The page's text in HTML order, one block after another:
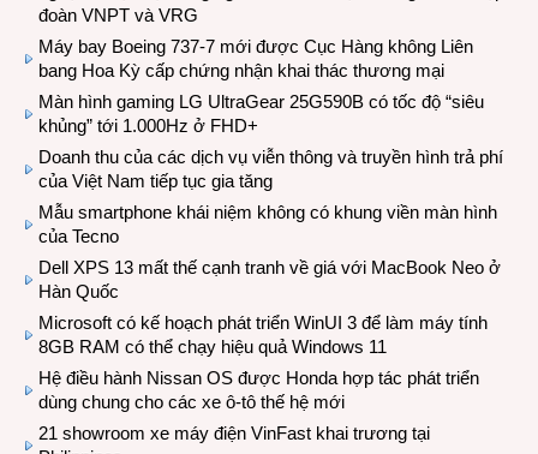
đoàn VNPT và VRG
Máy bay Boeing 737-7 mới được Cục Hàng không Liên
bang Hoa Kỳ cấp chứng nhận khai thác thương mại
Màn hình gaming LG UltraGear 25G590B có tốc độ “siêu
khủng” tới 1.000Hz ở FHD+
Doanh thu của các dịch vụ viễn thông và truyền hình trả phí
của Việt Nam tiếp tục gia tăng
Mẫu smartphone khái niệm không có khung viền màn hình
của Tecno
Dell XPS 13 mất thế cạnh tranh về giá với MacBook Neo ở
Hàn Quốc
Microsoft có kế hoạch phát triển WinUI 3 để làm máy tính
8GB RAM có thể chạy hiệu quả Windows 11
Hệ điều hành Nissan OS được Honda hợp tác phát triển
dùng chung cho các xe ô-tô thế hệ mới
21 showroom xe máy điện VinFast khai trương tại